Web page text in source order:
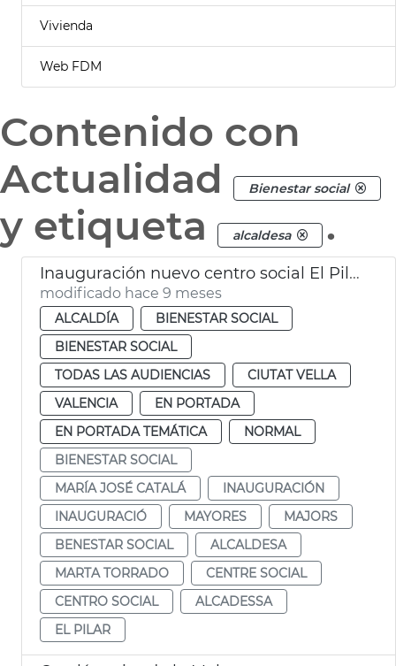
Vivienda
Web FDM
Contenido con
Actualidad
Bienestar social
y etiqueta alcaldesa .
Inauguración nuevo centro social El Pilar
modificado hace 9 meses
ALCALDÍA
BIENESTAR SOCIAL
BIENESTAR SOCIAL
TODAS LAS AUDIENCIAS
CIUTAT VELLA
VALENCIA
EN PORTADA
EN PORTADA TEMÁTICA
NORMAL
BIENESTAR SOCIAL
MARÍA JOSÉ CATALÁ
INAUGURACIÓN
INAUGURACIÓ
MAYORES
MAJORS
BENESTAR SOCIAL
ALCALDESA
MARTA TORRADO
CENTRE SOCIAL
CENTRO SOCIAL
ALCADESSA
EL PILAR